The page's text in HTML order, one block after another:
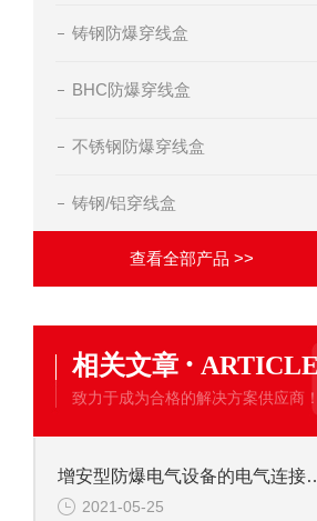
铸钢防爆穿线盒
BHC防爆穿线盒
不锈钢防爆穿线盒
铸钢/铝穿线盒
查看全部产品 >>
相关文章 ·
致力于成为合格的解决方案供应商！
增安型防爆电气设备的电气
2021-05-25